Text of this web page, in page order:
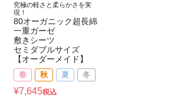
究極の軽さと柔らかさを実
現！
80オーガニック超長綿
一重ガーゼ
敷きシーツ
セミダブルサイズ
【オーダーメイド】
春 秋 夏 冬
¥7,645税込